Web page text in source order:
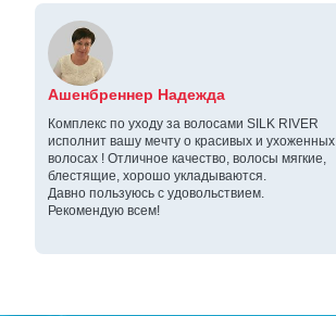
Ашенбреннер Надежда
Комплекс по уходу за волосами SILK RIVER
исполнит вашу мечту о красивых и ухоженных
волосах ! Отличное качество, волосы мягкие,
блестящие, хорошо укладываются.
Давно пользуюсь с удовольствием.
Рекомендую всем!